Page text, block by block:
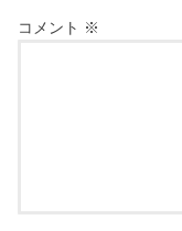
コメント ※